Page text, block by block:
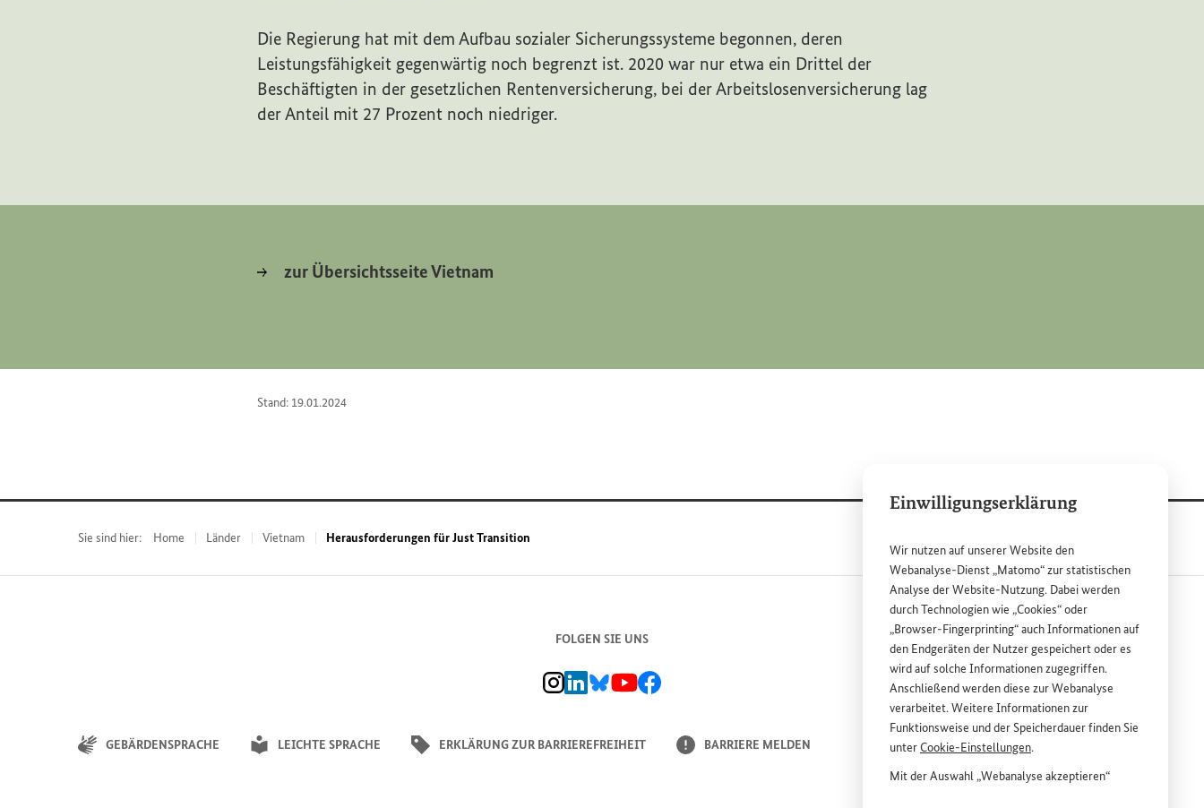
Einwilligungserklärung
Wir nutzen auf unsererWebsite den
Webanalyse-Dienst „Matomo“ zur statistischen
Analyse derWebsite-Nutzung. Dabei werden
durch Technologien wie „Cookies“ oder
„Browser-Fingerprinting“ auch Informationen auf
den Endgeräten der Nutzer gespeichert oder es
wird auf solche Informationen zugegriffen.
Anschließend werden diese zur Webanalyse
verarbeitet. Weitere Informationen zur
Funktionsweise und der Speicherdauer finden Sie
unterCookie-Einstellungen.
Mit der Auswahl „Webanalyse akzeptieren“
Die Regierung hat mit dem Aufbau sozialer Sicherungssysteme begonnen, deren
Leistungsfähigkeit gegenwärtig noch begrenzt ist. 2020 war nur etwa ein Drittel der
Beschäftigten in der gesetzlichen Rentenversicherung, bei der Arbeitslosenversicherung lag
der Anteil mit 27 Prozent noch niedriger.
zur Übersichtsseite Vietnam
Stand: 19.01.2024
Sie sind hier: Home Länder Vietnam Herausforderungen für Just Transition
FOLGEN SIE UNS
BMZ Instagram-Kanal, Externer Link
BMZ LinkedIn Unternehmensseite, Externer Link
BMZ Bluesky-Seite, Externer Link
BMZ Youtube-Kanal, Externer Link
BMZ Facebook-Seite, Externer Link
GEBÄRDENSPRACHE LEICHTE SPRACHE ERKLÄRUNG ZUR BARRIEREFREIHEIT BARRIERE MELDEN ENGLISH
KONTAKT